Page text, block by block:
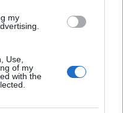
my
Use,
of my
with the
2026
de